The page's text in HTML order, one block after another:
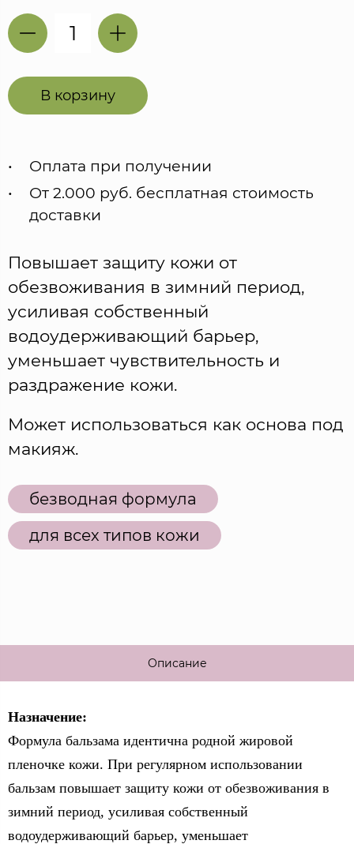
В корзину
Оплата при получении
От 2.000 руб. бесплатная стоимость
доставки
Повышает защиту кожи от
обезвоживания в зимний период,
усиливая собственный
водоудерживающий барьер,
уменьшает чувствительность и
раздражение кожи.
Может использоваться как основа под
макияж.
безводная формула
для всех типов кожи
Описание
Назначение:
Формула бальзама идентична родной жировой
пленочке кожи. При регулярном использовании
бальзам повышает защиту кожи от обезвоживания в
зимний период, усиливая собственный
водоудерживающий барьер, уменьшает